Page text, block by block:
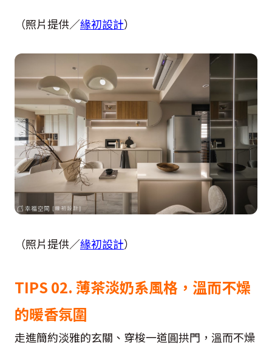
（照片提供／緣初設計）
（照片提供／緣初設計）
TIPS 02. 薄茶淡奶系風格，溫而不燥
的暖香氛圍
走進簡約淡雅的玄關、穿梭一道圓拱門，溫而不燥